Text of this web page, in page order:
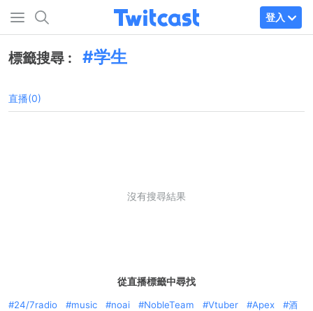
登入
標籤搜尋 : 学生
直播(0)
沒有搜尋結果
從直播標籤中尋找
24/7radio music noai NobleTeam Vtuber Apex
酒